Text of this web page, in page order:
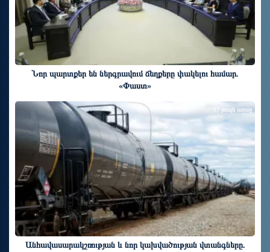
Նոր պարտքեր են ներգրավում ճեղքերը փակելու համար.
«Փաստ»
Անհավասարակշռության և նոր կախվածության վտանգները.
17 րոպե առաջ